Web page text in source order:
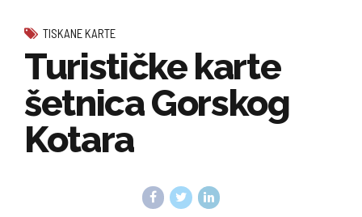
TISKANE KARTE
Turističke karte
šetnica Gorskog
Kotara